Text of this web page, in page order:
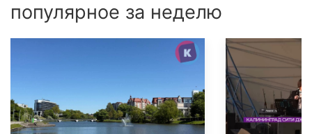
популярное за неделю